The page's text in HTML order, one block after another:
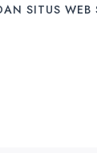
SITUS WEB